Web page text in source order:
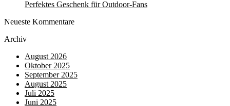
Perfektes Geschenk für Outdoor-Fans
Neueste Kommentare
Archiv
August 2026
Oktober 2025
September 2025
August 2025
Juli 2025
Juni 2025